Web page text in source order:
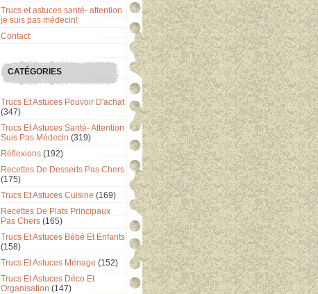
Trucs et astuces santé- attention
je suis pas médecin!
Contact
CATÉGORIES
Trucs Et Astuces Pouvoir D'achat
(347)
Trucs Et Astuces Santé- Attention
Suis Pas Médecin (319)
Réflexions (192)
Recettes De Desserts Pas Chers
(175)
Trucs Et Astuces Cuisine (169)
Recettes De Plats Principaux
Pas Chers (165)
Trucs Et Astuces Bébé Et Enfants
(158)
Trucs Et Astuces Ménage (152)
Trucs Et Astuces Déco Et
Organisation (147)